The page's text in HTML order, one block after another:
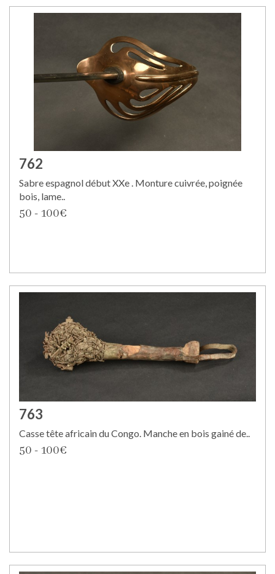
762
Sabre espagnol début XXe . Monture cuivrée, poignée
bois, lame..
50 - 100€
763
Casse tête africain du Congo. Manche en bois gainé de..
50 - 100€